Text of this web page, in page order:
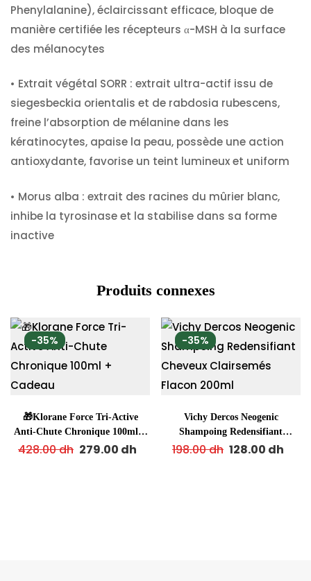
Phenylalanine), éclaircissant efficace, bloque de
manière certifiée les récepteurs α-MSH à la surface
des mélanocytes
• Extrait végétal SORR : extrait ultra-actif issu de
siegesbeckia orientalis et de rabdosia rubescens,
freine l’absorption de mélanine dans les
kératinocytes, apaise la peau, possède une action
antioxydante, favorise un teint lumineux et uniform
• Morus alba : extrait des racines du mûrier blanc,
inhibe la tyrosinase et la stabilise dans sa forme
inactive
Produits connexes
-35%
🎁Klorane Force Tri-Active
Anti-Chute Chronique 100ml +
Cadeau
428.00dh 279.00 dh
-35%
Vichy Dercos Neogenic
Shampoing Redensifiant
Cheveux Clairsemés Flacon
198.00dh 128.00 dh